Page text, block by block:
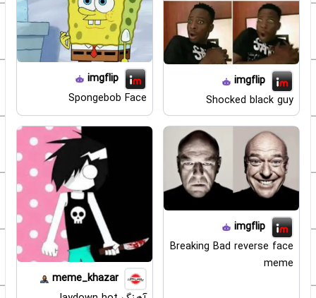
imgflip
Shocked black guy
imgflip
Spongebob Face
imgflip
Breaking Bad reverse face
meme
meme_khazar